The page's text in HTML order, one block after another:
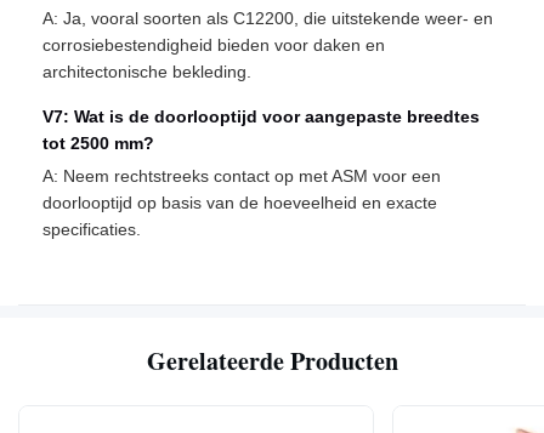
A: Ja, vooral soorten als C12200, die uitstekende weer- en
corrosiebestendigheid bieden voor daken en
architectonische bekleding.
V7: Wat is de doorlooptijd voor aangepaste breedtes
tot 2500 mm?
A: Neem rechtstreeks contact op met ASM voor een
doorlooptijd op basis van de hoeveelheid en exacte
specificaties.
Gerelateerde Producten